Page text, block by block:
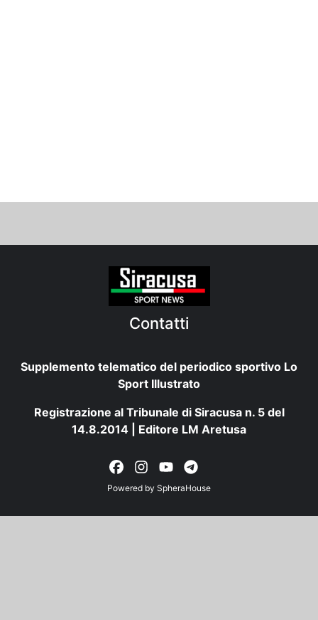
Contatti
Supplemento telematico del periodico sportivo Lo
Sport Illustrato
Registrazione al Tribunale di Siracusa n. 5 del
14.8.2014 | Editore LM Aretusa
Powered by SpheraHouse